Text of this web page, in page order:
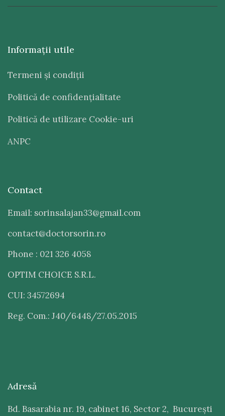
Informaţii utile
Termeni şi condiţii
Politică de confidenţialitate
Politică de utilizare Cookie-uri
ANPC
Contact
Email: sorinsalajan33@gmail.com
contact@doctorsorin.ro
Phone : 021 326 4058
OPTIM CHOICE S.R.L.
CUI: 34572694
Reg. Com.: J40/6448/27.05.2015
Adresă
Bd. Basarabia nr. 19, cabinet 16, Sector 2, București